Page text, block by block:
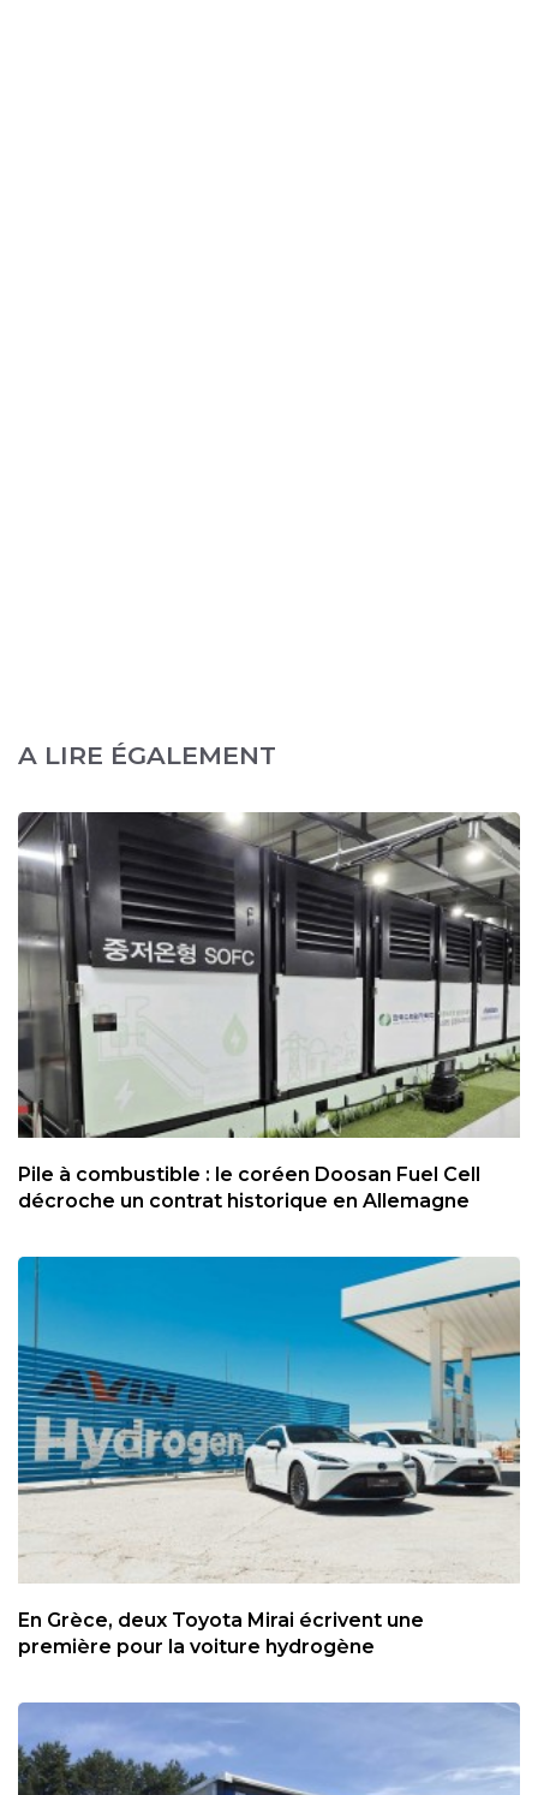
A LIRE ÉGALEMENT
Pile à combustible : le coréen Doosan Fuel Cell
décroche un contrat historique en Allemagne
En Grèce, deux Toyota Mirai écrivent une
première pour la voiture hydrogène